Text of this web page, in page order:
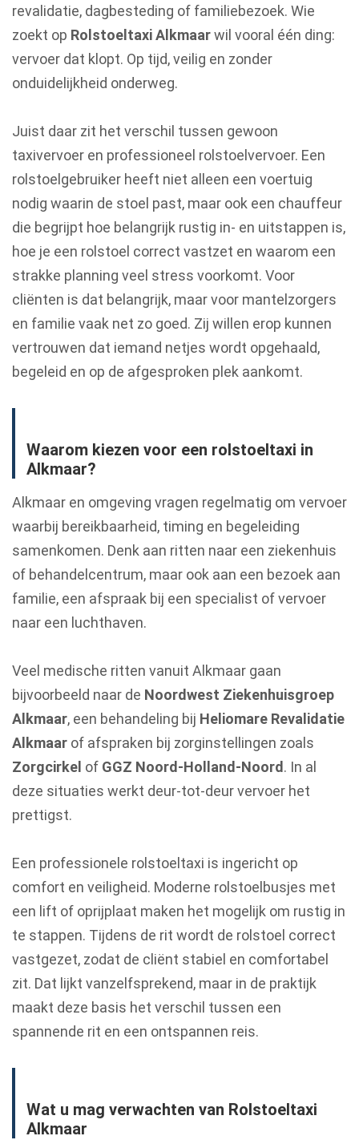
revalidatie, dagbesteding of familiebezoek. Wie
zoekt op Rolstoeltaxi Alkmaarwil vooral één ding:
vervoer dat klopt. Op tijd, veilig en zonder
onduidelijkheid onderweg.
Juist daar zit het verschil tussen gewoon
taxivervoer en professioneel rolstoelvervoer. Een
rolstoelgebruiker heeft niet alleen een voertuig
nodig waarin de stoel past, maar ook een chauffeur
die begrijpt hoe belangrijk rustig in- en uitstappen is,
hoe je een rolstoel correct vastzet en waarom een
strakke planning veel stress voorkomt. Voor
cliënten is dat belangrijk, maar voor mantelzorgers
en familie vaak net zo goed. Zij willen erop kunnen
vertrouwen dat iemand netjes wordt opgehaald,
begeleid en op de afgesproken plek aankomt.
Waarom kiezen voor een rolstoeltaxi in
Alkmaar?
Alkmaar en omgeving vragen regelmatig om vervoer
waarbij bereikbaarheid, timing en begeleiding
samenkomen. Denk aan ritten naar een ziekenhuis
of behandelcentrum, maar ook aan een bezoek aan
familie, een afspraak bij een specialist of vervoer
naar een luchthaven.
Veel medische ritten vanuit Alkmaar gaan
bijvoorbeeld naar de Noordwest Ziekenhuisgroep
Alkmaar, een behandeling bij Heliomare Revalidatie
Alkmaar of afspraken bij zorginstellingen zoals
Zorgcirkel of GGZ Noord-Holland-Noord. In al
deze situaties werkt deur-tot-deur vervoer het
prettigst.
Een professionele rolstoeltaxi is ingericht op
comfort en veiligheid. Moderne rolstoelbusjes met
een lift of oprijplaat maken het mogelijk om rustig in
te stappen. Tijdens de rit wordt de rolstoel correct
vastgezet, zodat de cliënt stabiel en comfortabel
zit. Dat lijkt vanzelfsprekend, maar in de praktijk
maakt deze basis het verschil tussen een
spannende rit en een ontspannen reis.
Wat u mag verwachten van Rolstoeltaxi
Alkmaar